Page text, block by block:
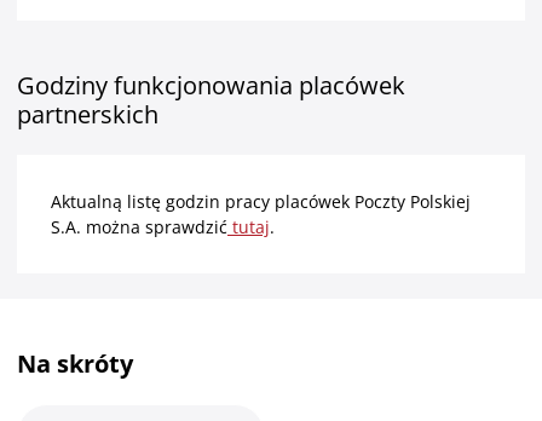
Godziny funkcjonowania placówek
partnerskich
Aktualną listę godzin pracy placówek Poczty Polskiej
S.A. można sprawdzić tutaj.
Na skróty